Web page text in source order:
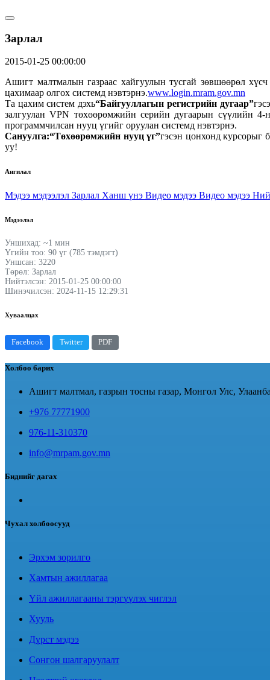
Зарлал
2015-01-25 00:00:00
Ашигт малтмалын газраас хайгуулын тусгай зөвшөөрөл
цахимаар олгох системд нэвтэрнэ.www.login.mram.gov.mn
Та цахим систем дэхь“Байгууллагын регистрийн дугаар”
залгуулан VPN төхөөрөмжийн серийн дугаарын сүүлийн 4-
программчилсан нууц үгийг оруулан системд нэвтэрнэ.
Сануулга:“Төхөөрөмжийн нууц үг”гэсэн цонхонд курсорыг
уу!
Ангилал
Мэдээ мэдээлэл Зарлал Ханш үнэ Видео мэдээ Видео мэдээ
Мэдээлэл
Уншихад: ~1 мин
Үгийн тоо: 90 үг (785 тэмдэгт)
Уншсан: 3220
Төрөл: Зарлал
Нийтэлсэн: 2015-01-25 00:00:00
Шинэчилсэн: 2024-11-15 12:29:31
Хуваалцах
Facebook Twitter PDF
Холбоо барих
Ашигт малтмал, газрын тосны газар, Монгол Улс,
+976 77771900
976-11-310370
info@mrpam.gov.mn
Биднийг дагах
Чухал холбоосууд
Эрхэм зорилго
Хамтын ажиллагаа
Үйл ажиллагааны тэргүүлэх чиглэл
Хууль
Дүрст мэдээ
Сонгон шалгаруулалт